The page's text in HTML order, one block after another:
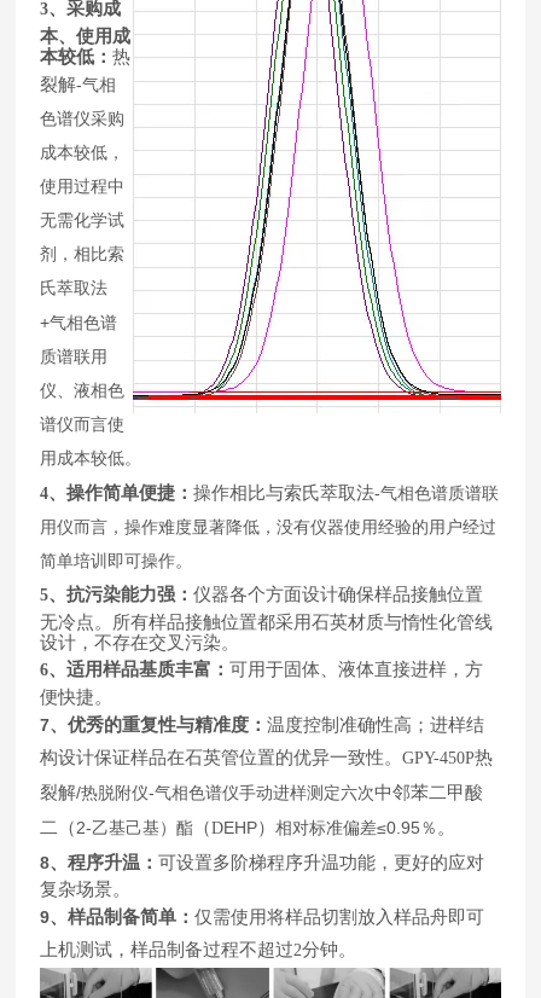
3、采购成
本、使用成
本较低：热
裂解-气相
色谱仪采购
成本较低，
使用过程中
无需化学试
剂，相比索
氏萃取法
+气相色谱
质谱联用
仪、液相色
谱仪而言使
用成本较低。
4、操作简单便捷：操作相比与索氏萃取法-气相色谱质谱联
用仪而言，操作难度显著降低，没有仪器使用经验的用户经过
简单培训即可操作。
5、抗污染能力强：仪器各个方面设计确保样品接触位置
无冷点。所有样品接触位置都采用石英材质与惰性化管线
设计，不存在交叉污染。
6、适用样品基质丰富：可用于固体、液体直接进样，方
便快捷。
7、优秀的重复性与精准度：温度控制准确性高；进样结
构设计保证样品在石英管位置的优异一致性。GPY-450P热
裂解/热脱附仪-气相色谱仪手动进样测定六次中邻苯二甲酸
二（2-乙基己基）酯 （DEHP）相对标准偏差≤0.95 ％ 。
8、程序升温：可设置多阶梯程序升温功能，更好的应对
复杂场景。
9、样品制备简单：仅需使用将样品切割放入样品舟即可
上机测试，样品制备过程不超过2分钟。